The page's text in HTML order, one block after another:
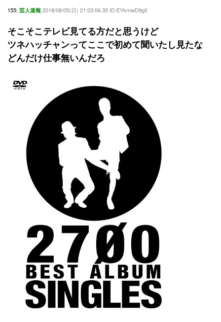
155: 芸人速報 2018/08/05(日) 21:03:06.35 ID:EYkmwD9g0
そこそこテレビ見てる方だと思うけど
ツネハッチャンってここで初めて聞いたし見たな
どんだけ仕事無いんだろ